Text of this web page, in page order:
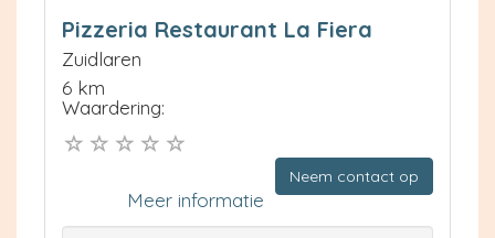
Pizzeria Restaurant La Fiera
Zuidlaren
6 km
Waardering:
Neem contact op
Meer informatie